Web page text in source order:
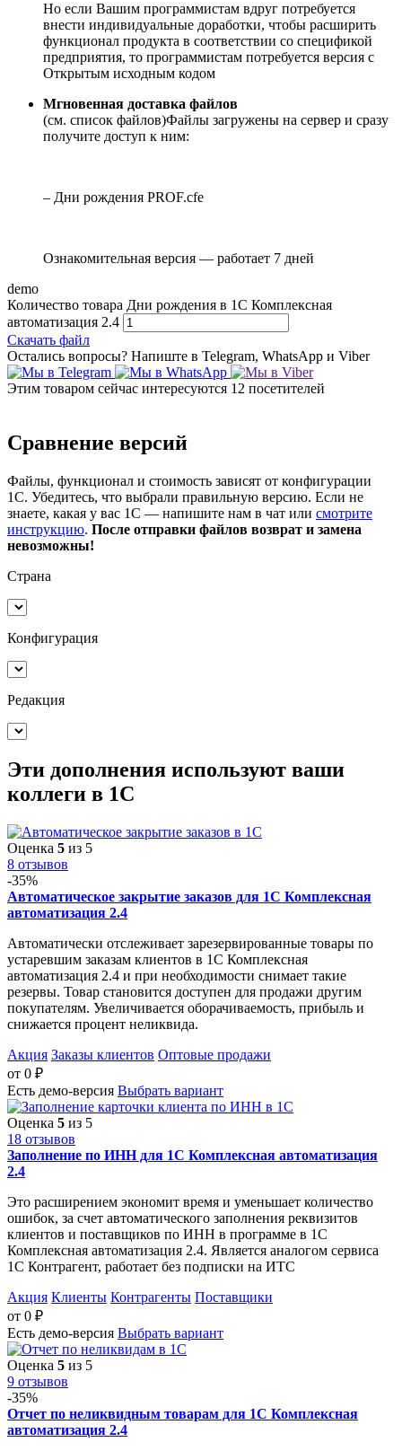
Но если Вашим программистам вдруг потребуется
внести индивидуальные доработки, чтобы расширить
функционал продукта в соответствии со спецификой
предприятия, то программистам потребуется версия с
Открытым исходным кодом
Мгновенная доставка файлов
(см. список файлов)Файлы загружены на сервер и сразу
получите доступ к ним:
– Дни рождения PROF.cfe
Ознакомительная версия — работает 7 дней
demo
Количество товара Дни рождения в 1С Комплексная
автоматизация 2.4
Скачать файл
Остались вопросы? Напиште в Telegram, WhatsApp и Viber
Этим товаром сейчас интересуются 12 посетителей
Сравнение версий
Файлы, функционал и стоимость зависят от конфигурации
1С. Убедитесь, что выбрали правильную версию. Если не
знаете, какая у вас 1С — напишите нам в чат или смотрите
инструкцию. После отправки файлов возврат и замена
невозможны!
Страна
Конфигурация
Редакция
Эти дополнения используют ваши
коллеги в 1С
Оценка 5 из 5
8 отзывов
-35%
Автоматическое закрытие заказов для 1С Комплексная
автоматизация 2.4
Автоматически отслеживает зарезервированные товары по
устаревшим заказам клиентов в 1С Комплексная
автоматизация 2.4 и при необходимости снимает такие
резервы. Товар становится доступен для продажи другим
покупателям. Увеличивается оборачиваемость, прибыль и
снижается процент неликвида.
Акция Заказы клиентов Оптовые продажи
от 0 ₽
Есть демо-версия Выбрать вариант
Оценка 5 из 5
18 отзывов
Заполнение по ИНН для 1С Комплексная автоматизация
2.4
Это расширением экономит время и уменьшает количество
ошибок, за счет автоматического заполнения реквизитов
клиентов и поставщиков по ИНН в программе в 1С
Комплексная автоматизация 2.4. Является аналогом сервиса
1С Контрагент, работает без подписки на ИТС
Акция Клиенты Контрагенты Поставщики
от 0 ₽
Есть демо-версия Выбрать вариант
Оценка 5 из 5
9 отзывов
-35%
Отчет по неликвидным товарам для 1С Комплексная
автоматизация 2.4